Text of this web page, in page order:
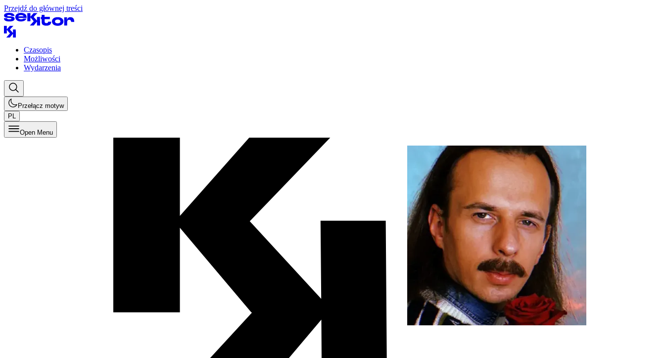
Przejdź do głównej treści
Czasopis
Możliwości
Wydarzenia
Przełącz motyw
PL
Open Menu